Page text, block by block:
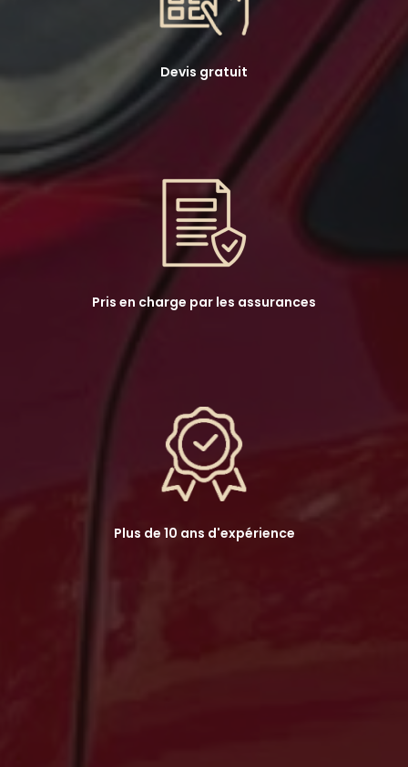
Devis gratuit
Pris en charge par les assurances
Plus de 10 ans d'expérience